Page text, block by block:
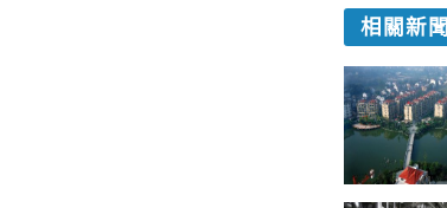
相關新聞